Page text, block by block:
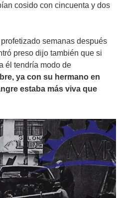
cosido con cincuenta y dos
semanas después
preso dijo también que si
él tendría modo de
ya con su hermano en
estaba más viva que